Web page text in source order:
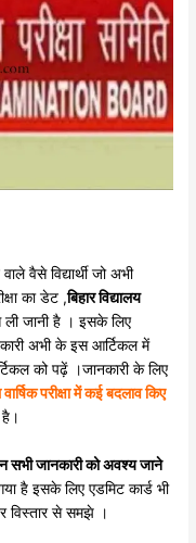
वैसे विद्यार्थी जो अभी
का डेट ,बिहार विद्यालय
ली जानी है । इसके लिए
अभी के इस आर्टिकल में
को पढ़ें ।जानकारी के लिए
परीक्षा में कई बदलाव किए
सभी जानकारी को अवश्य जाने
है इसके लिए एडमिट कार्ड भी
विस्तार से समझे ।